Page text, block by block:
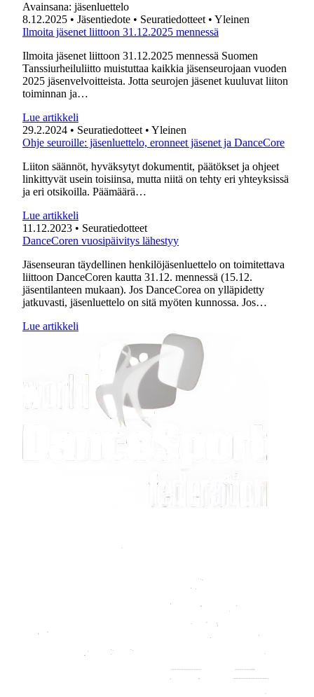
Avainsana: jäsenluettelo
8.12.2025 • Jäsentiedote • Seuratiedotteet • Yleinen
Ilmoita jäsenet liittoon 31.12.2025 mennessä
Ilmoita jäsenet liittoon 31.12.2025 mennessä Suomen
Tanssiurheiluliitto muistuttaa kaikkia jäsenseurojaan vuoden
2025 jäsenvelvoitteista. Jotta seurojen jäsenet kuuluvat liiton
toiminnan ja…
Lue artikkeli
29.2.2024 • Seuratiedotteet • Yleinen
Ohje seuroille: jäsenluettelo, eronneet jäsenet ja DanceCore
Liiton säännöt, hyväksytyt dokumentit, päätökset ja ohjeet
linkittyvät usein toisiinsa, mutta niitä on tehty eri yhteyksissä
ja eri otsikoilla. Päämäärä…
Lue artikkeli
11.12.2023 • Seuratiedotteet
DanceCoren vuosipäivitys lähestyy
Jäsenseuran täydellinen henkilöjäsenluettelo on toimitettava
liittoon DanceCoren kautta 31.12. mennessä (15.12.
jäsentilanteen mukaan). Jos DanceCorea on ylläpidetty
jatkuvasti, jäsenluettelo on sitä myöten kunnossa. Jos…
Lue artikkeli